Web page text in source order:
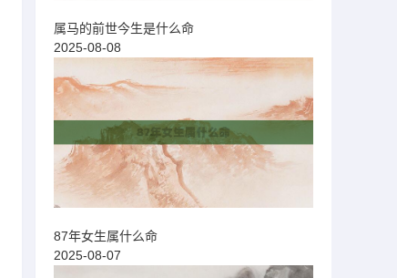
属马的前世今生是什么命
2025-08-08
87年女生属什么命
2025-08-07